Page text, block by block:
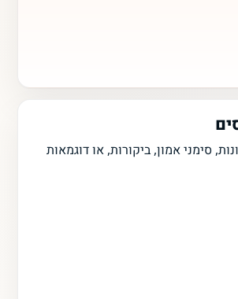
סימני אמון, ביקורות, או דוגמאות